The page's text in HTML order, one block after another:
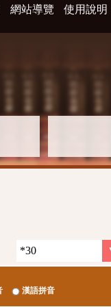
網站導覽 使用說明
漢語拼音